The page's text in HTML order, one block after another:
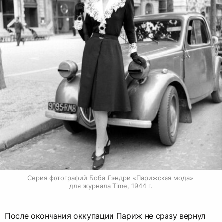
Серия фотографий Боба Лэндри «Парижская мода»
для журнала Time, 1944 г.
После окончания оккупации Париж не сразу вернул